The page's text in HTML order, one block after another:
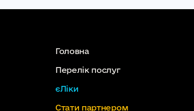
Головна
Перелік послуг
єЛіки
Стати партнером